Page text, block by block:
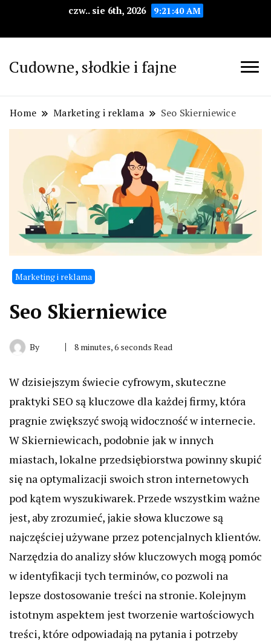
czw.. sie 6th, 2026 9:21:41 AM
Cudowne, słodkie i fajne
Home Marketing i reklama Seo Skierniewice
Marketing i reklama
Seo Skierniewice
By 8 minutes, 6 seconds Read
W dzisiejszym świecie cyfrowym, skuteczne
praktyki SEO są kluczowe dla każdej firmy, która
pragnie zwiększyć swoją widoczność w internecie.
W Skierniewicach, podobnie jak w innych
miastach, lokalne przedsiębiorstwa powinny skupić
się na optymalizacji swoich stron internetowych
pod kątem wyszukiwarek. Przede wszystkim ważne
jest, aby zrozumieć, jakie słowa kluczowe są
najczęściej używane przez potencjalnych klientów.
Narzędzia do analizy słów kluczowych mogą pomóc
w identyfikacji tych terminów, co pozwoli na
lepsze dostosowanie treści na stronie. Kolejnym
istotnym aspektem jest tworzenie wartościowych
treści, które odpowiadają na pytania i potrzeby